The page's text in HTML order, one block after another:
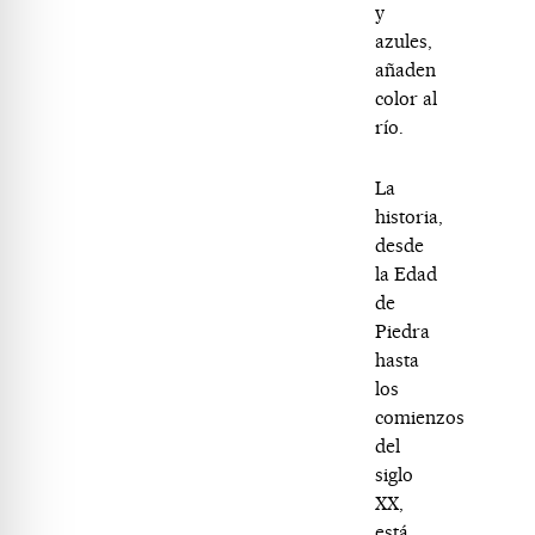
y
azules,
añaden
color al
río.
La
historia,
desde
la Edad
de
Piedra
hasta
los
comienzos
del
siglo
XX,